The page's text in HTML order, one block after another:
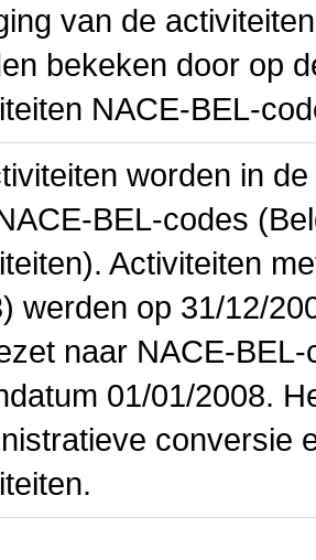
van de
bekeken door op
NACE-BEL-
worden in
BEL-codes
Activiteiten
werden op 31/12/
naar NACE-
01/01/2008.
conversie